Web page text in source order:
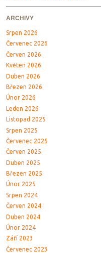
ARCHIVY
Srpen 2026
Červenec 2026
Červen 2026
Květen 2026
Duben 2026
Březen 2026
Únor 2026
Leden 2026
Listopad 2025
Srpen 2025
Červenec 2025
Červen 2025
Duben 2025
Březen 2025
Únor 2025
Srpen 2024
Červen 2024
Duben 2024
Únor 2024
Září 2023
Červenec 2023